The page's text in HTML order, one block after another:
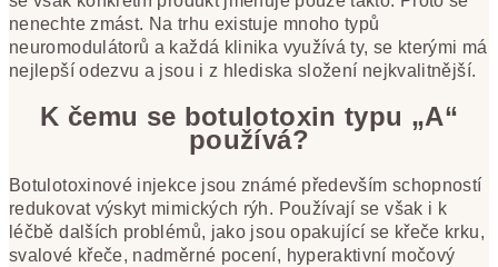
nenechte zmást. Na trhu existuje mnoho typů
neuromodulátorů a každá klinika využívá ty, se kterými má
nejlepší odezvu a jsou i z hlediska složení nejkvalitnější.
K čemu se botulotoxin typu „A“
používá?
Botulotoxinové injekce jsou známé především schopností
redukovat výskyt mimických rýh. Používají se však i k
léčbě dalších problémů, jako jsou opakující se křeče krku,
svalové křeče, nadměrné pocení, hyperaktivní močový